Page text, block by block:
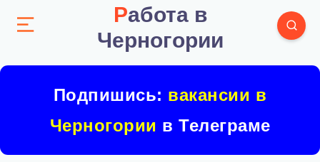
Работа в
Черногории
Подпишись: вакансии в
Черногории в Телеграме